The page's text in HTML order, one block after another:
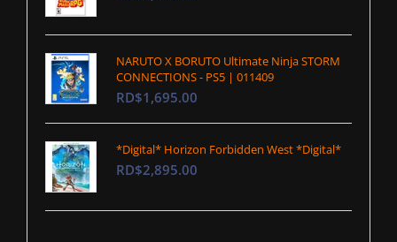
NARUTO X BORUTO Ultimate Ninja STORM
CONNECTIONS - PS5 | 011409
RD$1,695.00
*Digital* Horizon Forbidden West *Digital*
RD$2,895.00